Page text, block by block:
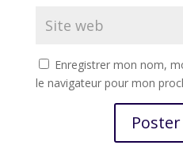
Enregistrer mon nom,
le navigateur pour mon